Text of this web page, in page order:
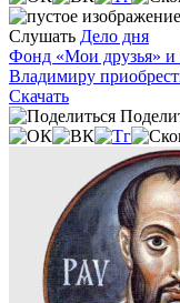
Слушать Дело дня
Фонд «Мои друзья»
Владимиру
Скачать